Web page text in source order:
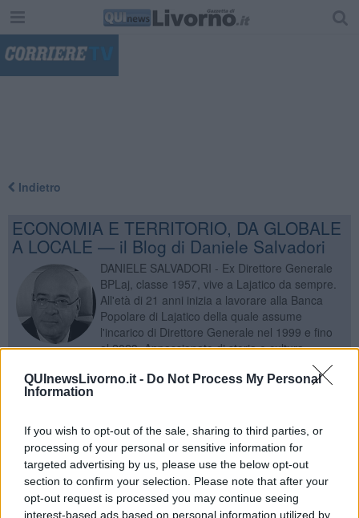
QUInewsLivorno.it - Do Not Process My Personal
Information
If you wish to opt-out of the sale, sharing to third parties, or
processing of your personal or sensitive information for
targeted advertising by us, please use the below opt-out
section to confirm your selection. Please note that after your
opt-out request is processed you may continue seeing
interest-based ads based on personal information utilized by
Indietro
ECONOMIA E TERRITORIO, DA GLOBALE
A LOCALE — il Blog di Daniele Salvadori
DANIELE SALVADORI - Ex Direttore Generale
BPLaj, classe 1957, vive a Lajatico da sempre.
All'età di 21 anni inizia a lavorare alla Banca
Popolare di Lajatico della quale assume
l'incarico di Direttore Generale nel 1999 e fino
al 2023. Appassionato di storia e cultura
locale, si occupa anche di economia sostenibile, finanza etica e
temi di educazione finanziaria. Ama viaggiare e il suo motto è
quello della banca che dirige:"PENSARE GLOBALE - AGIRE